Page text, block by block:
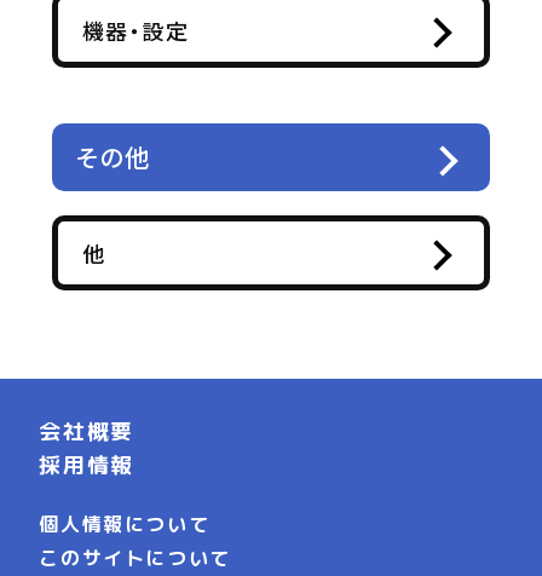
機器・設定
その他
他
会社概要
採用情報
個人情報について
このサイトについて